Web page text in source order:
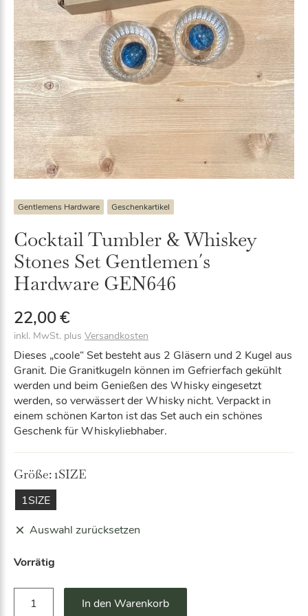
Gentlemens Hardware Geschenkartikel
Cocktail Tumbler & Whiskey
Stones Set Gentlemen´s
Hardware GEN646
22,00€
inkl. MwSt. plus Versandkosten
Dieses „coole“ Set besteht aus 2 Gläsern und 2 Kugel aus
Granit. Die Granitkugeln können im Gefrierfach gekühlt
werden und beim Genießen des Whisky eingesetzt
werden, so verwässert der Whisky nicht. Verpackt in
einem schönen Karton ist das Set auch ein schönes
Geschenk für Whiskyliebhaber.
Größe:1SIZE
1SIZE
Auswahl zurücksetzen
Vorrätig
In den Warenkorb